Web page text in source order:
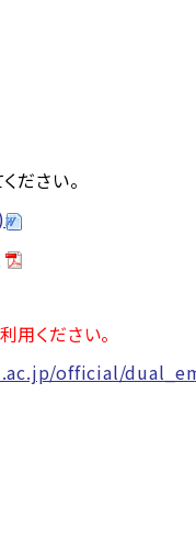
さい。
ください。
official/